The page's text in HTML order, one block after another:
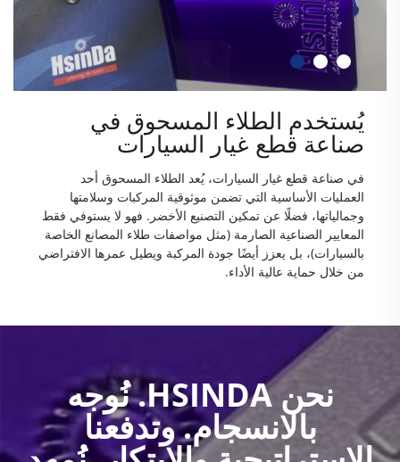
يُستخدم الطلاء المسحوق في
صناعة قطع غيار السيارات
في صناعة قطع غيار السيارات، يُعد الطلاء المسحوق أحد
العمليات الأساسية التي تضمن موثوقية المركبات وسلامتها
وجمالياتها، فضلًا عن تمكين التصنيع الأخضر. فهو لا يستوفي فقط
المعايير الصناعية الصارمة (مثل مواصفات طلاء المصانع الخاصة
بالسيارات)، بل يعزز أيضًا جودة المركبة ويطيل عمرها الافتراضي
من خلال حماية عالية الأداء.
نحن HSINDA. نُوجه
بالانسجام. وتدفعنا